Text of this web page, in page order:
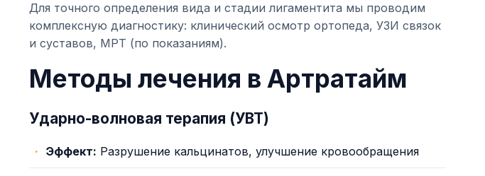
Для точного определения вида и стадии лигаментита мы проводим
комплексную диагностику: клинический осмотр ортопеда, УЗИ связок
и суставов, МРТ (по показаниям).
Методы лечения в Артратайм
Ударно-волновая терапия (УВТ)
Эффект: Разрушение кальцинатов, улучшение кровообращения